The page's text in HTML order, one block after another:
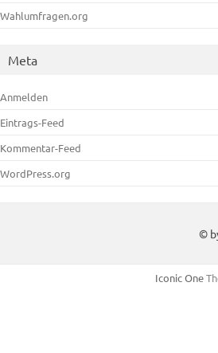
Wahlumfragen.org
Meta
Anmelden
Eintrags-Feed
Kommentar-Feed
WordPress.org
©
Iconic One